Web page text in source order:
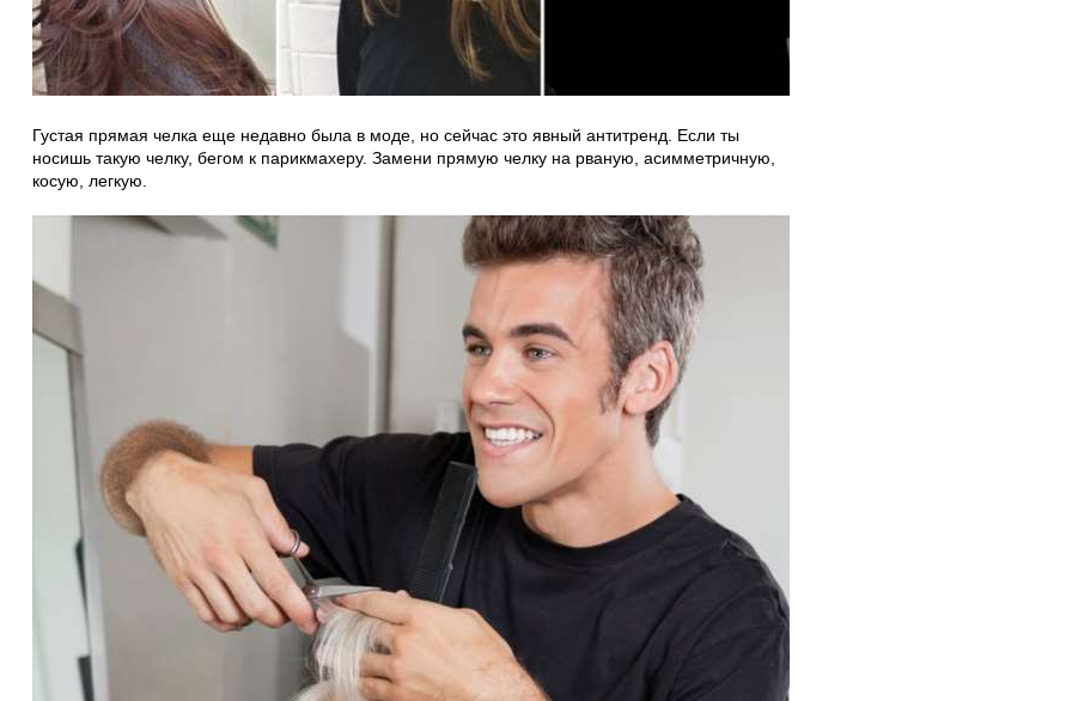
Густая прямая челка еще недавно была в моде, но сейчас это явный антитренд. Если ты
носишь такую челку, бегом к парикмахеру. Замени прямую челку на рваную, асимметричную,
косую, легкую.